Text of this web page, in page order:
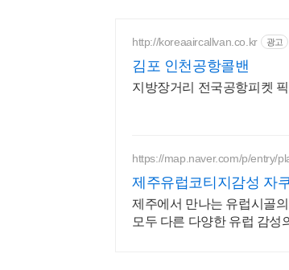
http://koreaaircallvan.co.kr 광고
김포 인천공항콜밴
지방장거리 전국공항피켓
https://map.naver.com/p/entry/
제주유럽코티지감성 자
제주에서 만나는 유럽시골
모두 다른 다양한 유럽 감